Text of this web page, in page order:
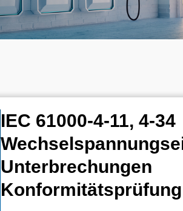
IEC 61000-4-11, 4-34
Unterbrechungen
Konformitätsprüfung